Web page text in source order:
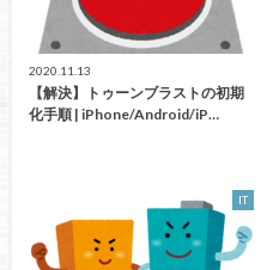
2020.11.13
【解決】トゥーンブラストの初期
化手順 | iPhone/Android/iP…
IT